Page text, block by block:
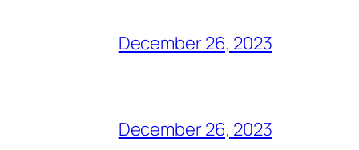
December 26, 2023
December 26, 2023